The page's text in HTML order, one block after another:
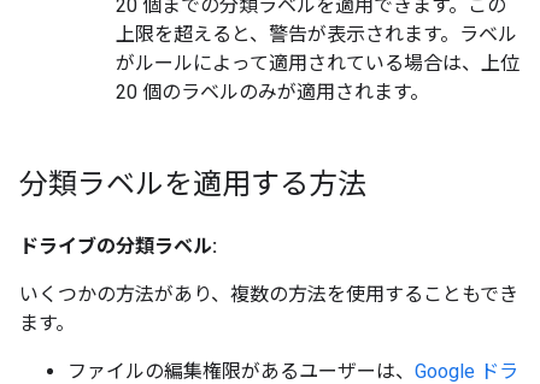
20 個までの分類ラベルを適用できます。この
上限を超えると、警告が表示されます。ラベル
がルールによって適用されている場合は、上位
20 個のラベルのみが適用されます。
分類ラベルを適用する方法
ドライブの分類ラベル:
いくつかの方法があり、複数の方法を使用することもでき
ます。
ファイルの編集権限があるユーザーは、 Google ドラ